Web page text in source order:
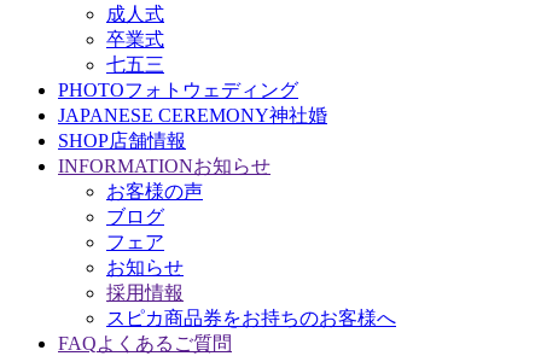
成人式
卒業式
七五三
PHOTOフォトウェディング
JAPANESE CEREMONY神社婚
SHOP店舗情報
INFORMATIONお知らせ
お客様の声
ブログ
フェア
お知らせ
採用情報
スピカ商品券をお持ちのお客様へ
FAQよくあるご質問